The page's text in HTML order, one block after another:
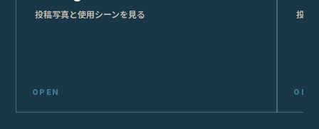
投稿写真と使用シーンを見る 投稿